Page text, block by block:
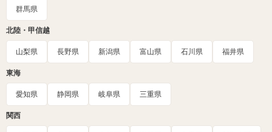
群馬県
北陸・甲信越
山梨県 長野県 新潟県 富山県 石川県 福井県
東海
愛知県 静岡県 岐阜県 三重県
関西